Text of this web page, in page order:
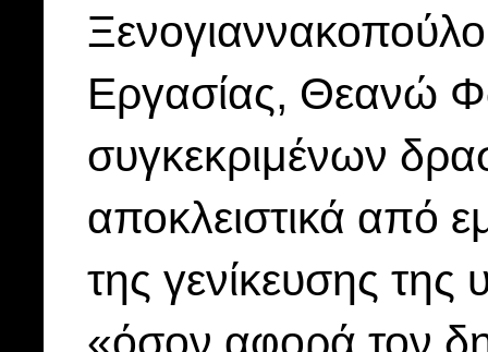
Εργασίας, Θεανώ
συγκεκριμένων
αποκλειστικά από
της γενίκευσης της